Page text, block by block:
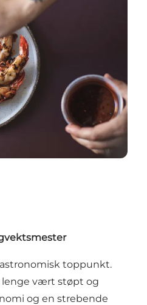
toppunkt.
lenge vært støpt og
og en strebende